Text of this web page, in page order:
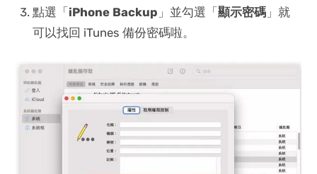
點選「iPhone Backup 」並勾選「顯示密碼 」就
可以找回 iTunes 備份密碼啦。